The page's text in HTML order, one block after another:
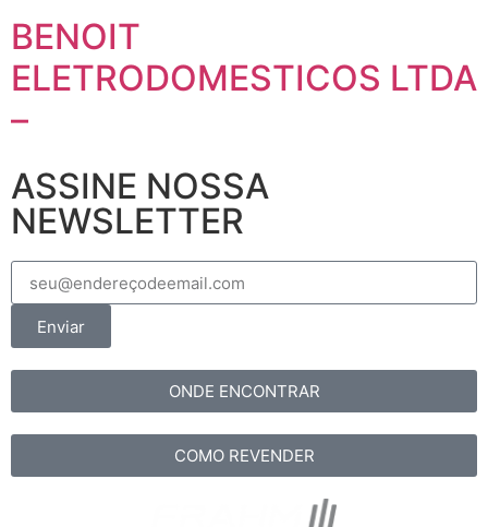
BENOIT
ELETRODOMESTICOS LTDA
–
ASSINE NOSSA
NEWSLETTER
Enviar
ONDE ENCONTRAR
COMO REVENDER